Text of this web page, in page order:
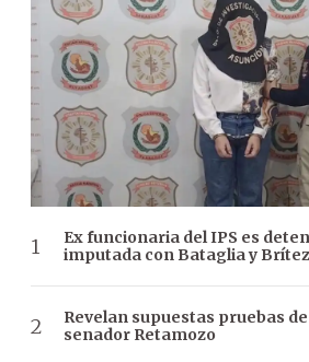
Ex funcionaria del IPS es
imputada con Bataglia y Brítez
Revelan supuestas pruebas
senador Retamozo